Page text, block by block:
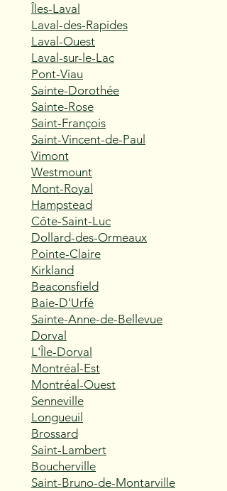
Îles-Laval
Laval-des-Rapides
Laval-Ouest
Laval-sur-le-Lac
Pont-Viau
Sainte-Dorothée
Sainte-Rose
Saint-François
Saint-Vincent-de-Paul
Vimont
Westmount
Mont-Royal
Hampstead
Côte-Saint-Luc
Dollard-des-Ormeaux
Pointe-Claire
Kirkland
Beaconsfield
Baie-D'Urfé
Sainte-Anne-de-Bellevue
Dorval
L'Île-Dorval
Montréal-Est
Montréal-Ouest
Senneville
Longueuil
Brossard
Saint-Lambert
Boucherville
Saint-Bruno-de-Montarville